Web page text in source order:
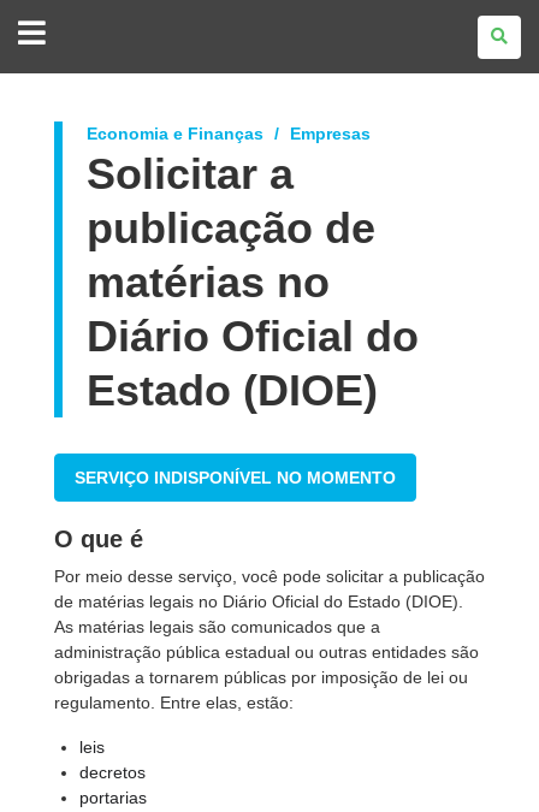
DO
Economia e Finanças Empresas
Solicitar a
publicação de
matérias no
Diário Oficial do
Estado (DIOE)
SERVIÇO INDISPONÍVEL NO MOMENTO
O que é
Por meio desse serviço, você pode solicitar a publicação
de matérias legais no Diário Oficial do Estado (DIOE).
As matérias legais são comunicados que a
administração pública estadual ou outras entidades são
obrigadas a tornarem públicas por imposição de lei ou
regulamento. Entre elas, estão:
leis
decretos
portarias